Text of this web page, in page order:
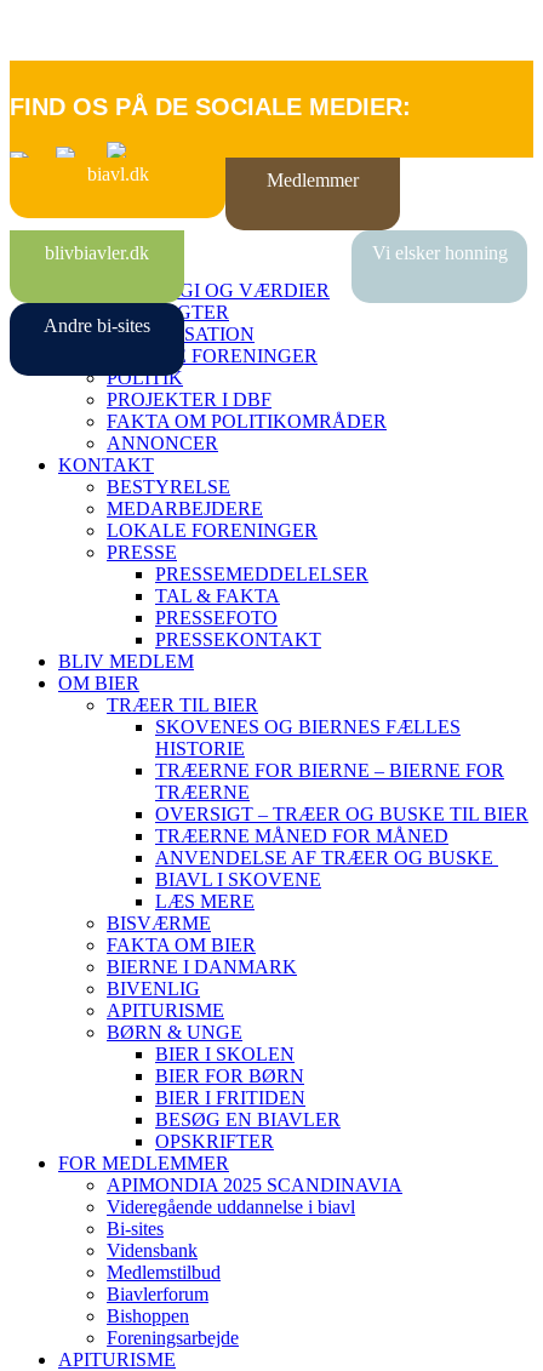
FIND OS PÅ DE SOCIALE MEDIER:
biavl.dk Medlemmer
blivbiavler.dk Vi elsker honning
Andre bi-sites
FORSIDE
STRATEGI OG VÆRDIER
VEDTÆGTER
ORGANISATION
LOKALE FORENINGER
POLITIK
PROJEKTER I DBF
FAKTA OM POLITIKOMRÅDER
ANNONCER
KONTAKT
BESTYRELSE
MEDARBEJDERE
LOKALE FORENINGER
PRESSE
PRESSEMEDDELELSER
TAL & FAKTA
PRESSEFOTO
PRESSEKONTAKT
BLIV MEDLEM
OM BIER
TRÆER TIL BIER
SKOVENES OG BIERNES FÆLLES
HISTORIE
TRÆERNE FOR BIERNE – BIERNE FOR
TRÆERNE
OVERSIGT – TRÆER OG BUSKE TIL BIER
TRÆERNE MÅNED FOR MÅNED
ANVENDELSE AF TRÆER OG BUSKE
BIAVL I SKOVENE
LÆS MERE
BISVÆRME
FAKTA OM BIER
BIERNE I DANMARK
BIVENLIG
APITURISME
BØRN & UNGE
BIER I SKOLEN
BIER FOR BØRN
BIER I FRITIDEN
BESØG EN BIAVLER
OPSKRIFTER
FOR MEDLEMMER
APIMONDIA 2025 SCANDINAVIA
Videregående uddannelse i biavl
Bi-sites
Vidensbank
Medlemstilbud
Biavlerforum
Bishoppen
Foreningsarbejde
APITURISME